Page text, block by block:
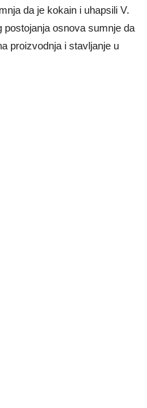
da je kokain i uhapsili V.
postojanja osnova sumnje da
proizvodnja i stavljanje u